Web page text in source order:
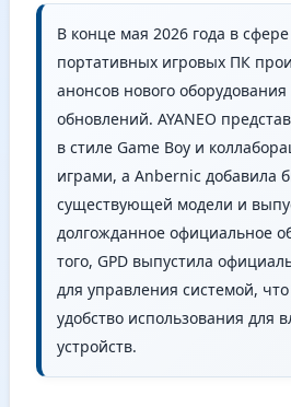
В конце мая 2026 года в
портативных игровых ПК
анонсов нового
обновлений. AYANEO
в стиле Game Boy и
играми, а Anbernic добавила
существующей модели и
долгожданное официальное
того, GPD выпустила
для управления системой,
удобство использования для
устройств.